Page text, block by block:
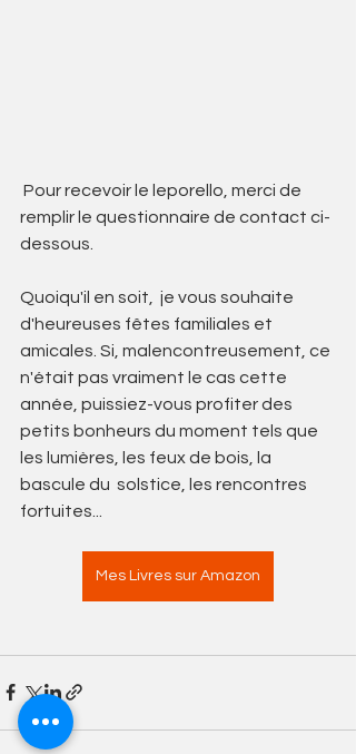
remplir le questionnaire de contact ci-
dessous.
Quoiqu'il en soit,  je vous souhaite
d'heureuses fêtes familiales et
amicales. Si, malencontreusement, ce
n'était pas vraiment le cas cette
année, puissiez-vous profiter des
petits bonheurs du moment tels que
les lumières, les feux de bois, la
bascule du  solstice, les rencontres
fortuites...
Mes Livres sur Amazon